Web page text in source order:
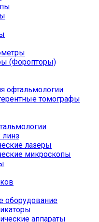
(Форопторы)
офтальмологии
томографы
лазеры
микроскопы
оборудование
аппараты